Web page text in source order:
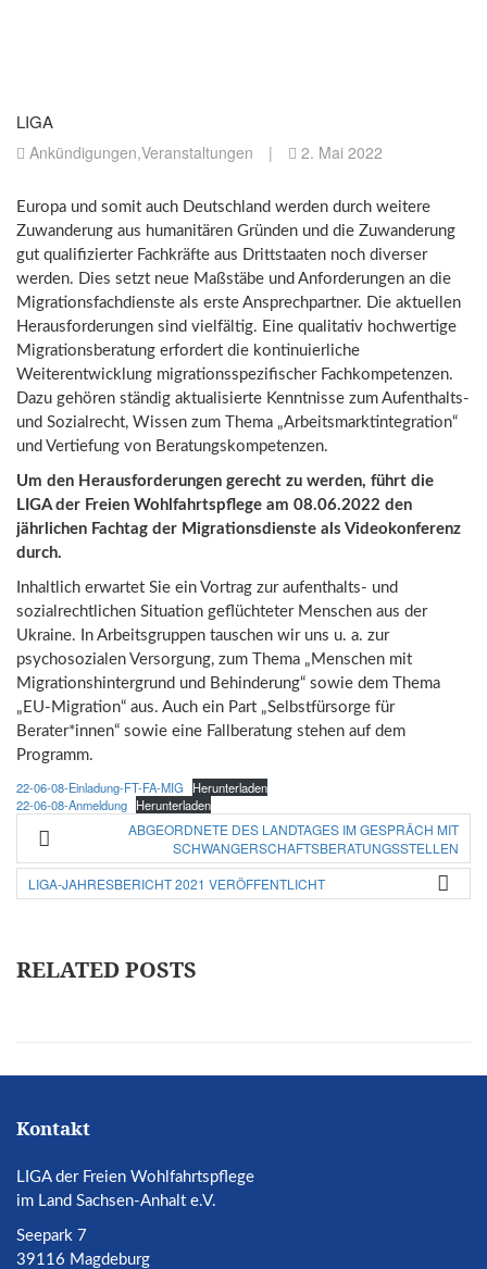
LIGA
Ankündigungen,Veranstaltungen | 2. Mai 2022
Europa und somit auch Deutschland werden durch weitere
Zuwanderung aus humanitären Gründen und die Zuwanderung
gut qualifizierter Fachkräfte aus Drittstaaten noch diverser
werden. Dies setzt neue Maßstäbe und Anforderungen an die
Migrationsfachdienste als erste Ansprechpartner. Die aktuellen
Herausforderungen sind vielfältig. Eine qualitativ hochwertige
Migrationsberatung erfordert die kontinuierliche
Weiterentwicklung migrationsspezifischer Fachkompetenzen.
Dazu gehören ständig aktualisierte Kenntnisse zum Aufenthalts-
und Sozialrecht, Wissen zum Thema „Arbeitsmarktintegration“
und Vertiefung von Beratungskompetenzen.
Um den Herausforderungen gerecht zu werden, führt die
LIGA der Freien Wohlfahrtspflege am 08.06.2022 den
jährlichen Fachtag der Migrationsdienste als Videokonferenz
durch.
Inhaltlich erwartet Sie ein Vortrag zur aufenthalts- und
sozialrechtlichen Situation geflüchteter Menschen aus der
Ukraine. In Arbeitsgruppen tauschen wir uns u. a. zur
psychosozialen Versorgung, zum Thema „Menschen mit
Migrationshintergrund und Behinderung“ sowie dem Thema
„EU-Migration“ aus. Auch ein Part „Selbstfürsorge für
Berater*innen“ sowie eine Fallberatung stehen auf dem
Programm.
22-06-08-Einladung-FT-FA-MIG
Herunterladen
22-06-08-Anmeldung Herunterladen
ABGEORDNETE DES LANDTAGES IM GESPRÄCH MIT
SCHWANGERSCHAFTSBERATUNGSSTELLEN
LIGA-JAHRESBERICHT 2021 VERÖFFENTLICHT
RELATED POSTS
Kontakt
LIGA der Freien Wohlfahrtspflege
im Land Sachsen-Anhalt e.V.
Seepark 7
39116 Magdeburg